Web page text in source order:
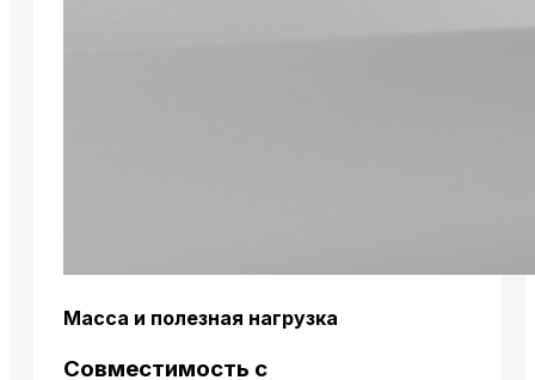
Масса и полезная нагрузка
Совместимость с